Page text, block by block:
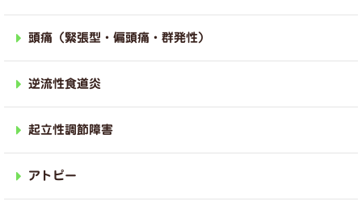
頭痛（緊張型・偏頭痛・群発性）
逆流性食道炎
起立性調節障害
アトピー